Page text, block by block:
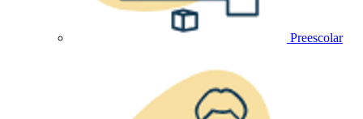
Preescolar